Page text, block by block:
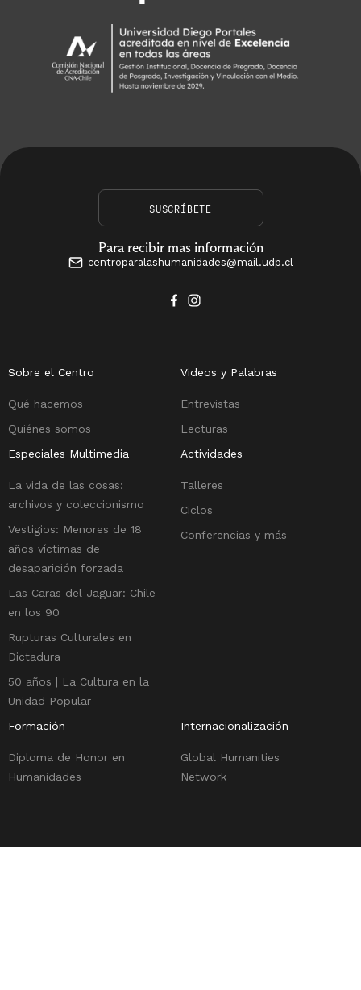
SUSCRÍBETE
Para recibir mas información
centroparalashumanidades@mail.udp.cl
Sobre el Centro
Qué hacemos
Quiénes somos
Videos y Palabras
Entrevistas
Lecturas
Especiales Multimedia
La vida de las cosas:
archivos y coleccionismo
Vestigios: Menores de 18
años víctimas de
desaparición forzada
Las Caras del Jaguar: Chile
en los 90
Rupturas Culturales en
Dictadura
50 años | La Cultura en la
Unidad Popular
Actividades
Talleres
Ciclos
Conferencias y más
Formación
Diploma de Honor en
Humanidades
Internacionalización
Global Humanities
Network